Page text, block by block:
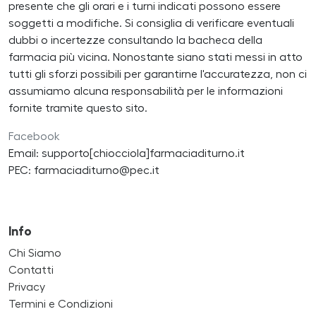
presente che gli orari e i turni indicati possono essere
soggetti a modifiche. Si consiglia di verificare eventuali
dubbi o incertezze consultando la bacheca della
farmacia più vicina. Nonostante siano stati messi in atto
tutti gli sforzi possibili per garantirne l'accuratezza, non ci
assumiamo alcuna responsabilità per le informazioni
fornite tramite questo sito.
Facebook
Email: supporto[chiocciola]farmaciaditurno.it
PEC: farmaciaditurno@pec.it
Info
Chi Siamo
Contatti
Privacy
Termini e Condizioni